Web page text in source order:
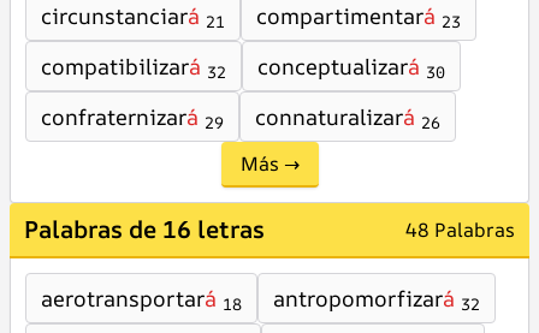
circunstanciará 21 compartimentará 23
compatibilizará 32 conceptualizará 30
confraternizará 29 connaturalizará 26
Más →
Palabras de 16 letras 48 Palabras
aerotransportará 18 antropomorfizará 32